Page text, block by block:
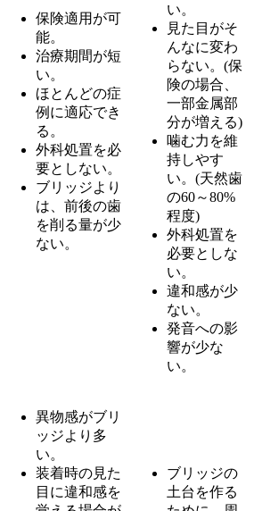
保険適用が可
能。
治療期間が短
い。
ほとんどの症
例に適応でき
る。
外科処置を必
要としない。
ブリッジより
は、前後の歯
を削る量が少
ない。
い。
見た目がそ
んなに変わ
らない。(保
険の場合、
一部金属部
分が増える)
噛む力を維
持しやす
い。(天然歯
の60～80%
程度)
外科処置を
必要としな
い。
違和感が少
ない。
発音への影
響が少な
い。
異物感がブリ
ッジより多
い。
装着時の見た
目に違和感を
ブリッジの
土台を作る